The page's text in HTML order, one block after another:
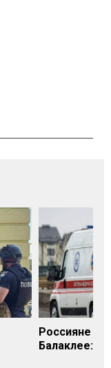
Россияне
Балаклее: